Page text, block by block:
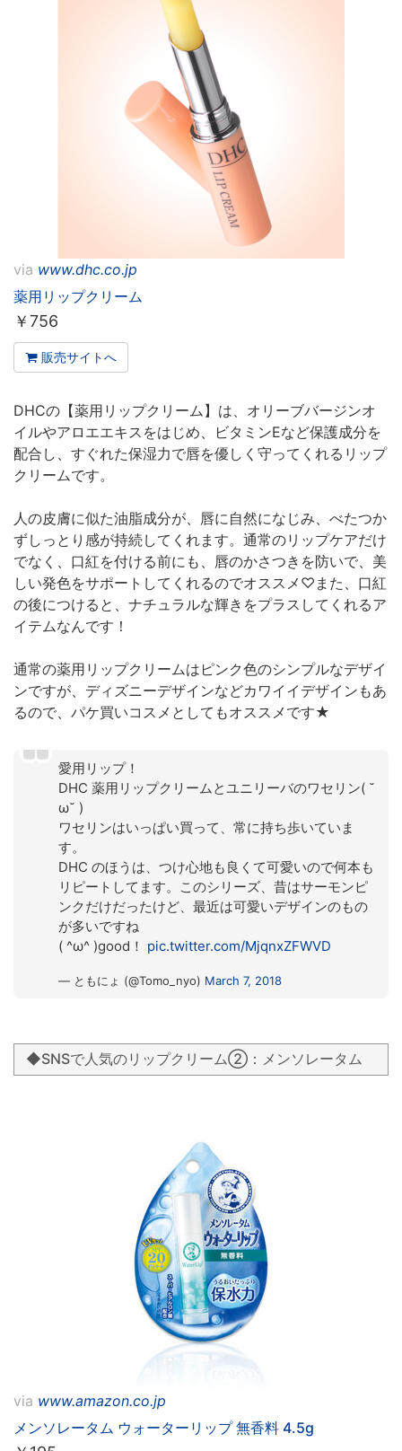
via www.dhc.co.jp
薬用リップクリーム
￥756
販売サイトへ
DHCの【薬用リップクリーム】は、オリーブバージンオ
イルやアロエエキスをはじめ、ビタミンEなど保護成分を
配合し、すぐれた保湿力で唇を優しく守ってくれるリップ
クリームです。
人の皮膚に似た油脂成分が、唇に自然になじみ、べたつか
ずしっとり感が持続してくれます。通常のリップケアだけ
でなく、口紅を付ける前にも、唇のかさつきを防いで、美
しい発色をサポートしてくれるのでオススメ♡また、口紅
の後につけると、ナチュラルな輝きをプラスしてくれるア
イテムなんです！
通常の薬用リップクリームはピンク色のシンプルなデザイ
ンですが、ディズニーデザインなどカワイイデザインもあ
るので、パケ買いコスメとしてもオススメです★
愛用リップ！
DHC 薬用リップクリームとユニリーバのワセリン( ˘
ω˘ )
ワセリンはいっぱい買って、常に持ち歩いていま
す。
DHC のほうは、つけ心地も良くて可愛いので何本も
リピートしてます。このシリーズ、昔はサーモンピ
ンクだけだったけど、最近は可愛いデザインのもの
が多いですね
( ^ω^ )good！ pic.twitter.com/MjqnxZFWVD
— ともにょ (@Tomo_nyo) March 7, 2018
◆SNSで人気のリップクリーム②：メンソレータム
via www.amazon.co.jp
メンソレータム ウォーターリップ 無香料 4.5g